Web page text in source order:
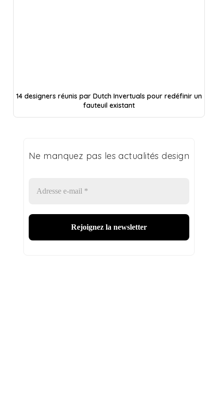
14 designers réunis par Dutch Invertuals pour redéfinir un
fauteuil existant
Ne manquez pas les actualités design